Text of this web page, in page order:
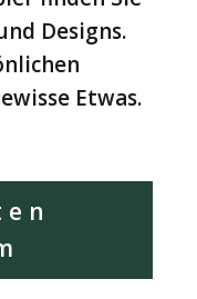
Designs.
Etwas.